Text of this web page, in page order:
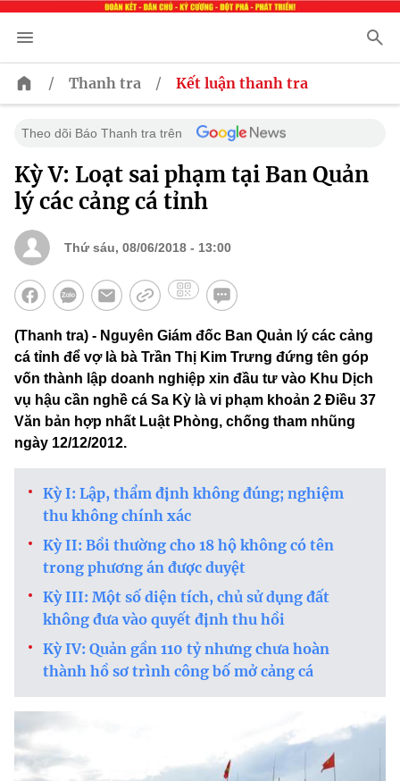
/ Thanh tra / Kết luận thanh tra
Theo dõi Báo Thanh tra trên
Kỳ V: Loạt sai phạm tại Ban Quản
lý các cảng cá tỉnh
Thứ sáu, 08/06/2018 - 13:00
(Thanh tra) - Nguyên Giám đốc Ban Quản lý các cảng
cá tỉnh để vợ là bà Trần Thị Kim Trưng đứng tên góp
vốn thành lập doanh nghiệp xin đầu tư vào Khu Dịch
vụ hậu cần nghề cá Sa Kỳ là vi phạm khoản 2 Điều 37
Văn bản hợp nhất Luật Phòng, chống tham nhũng
ngày 12/12/2012.
Kỳ I: Lập, thẩm định không đúng; nghiệm
thu không chính xác
Kỳ II: Bồi thường cho 18 hộ không có tên
trong phương án được duyệt
Kỳ III: Một số diện tích, chủ sử dụng đất
không đưa vào quyết định thu hồi
Kỳ IV: Quản gần 110 tỷ nhưng chưa hoàn
thành hồ sơ trình công bố mở cảng cá